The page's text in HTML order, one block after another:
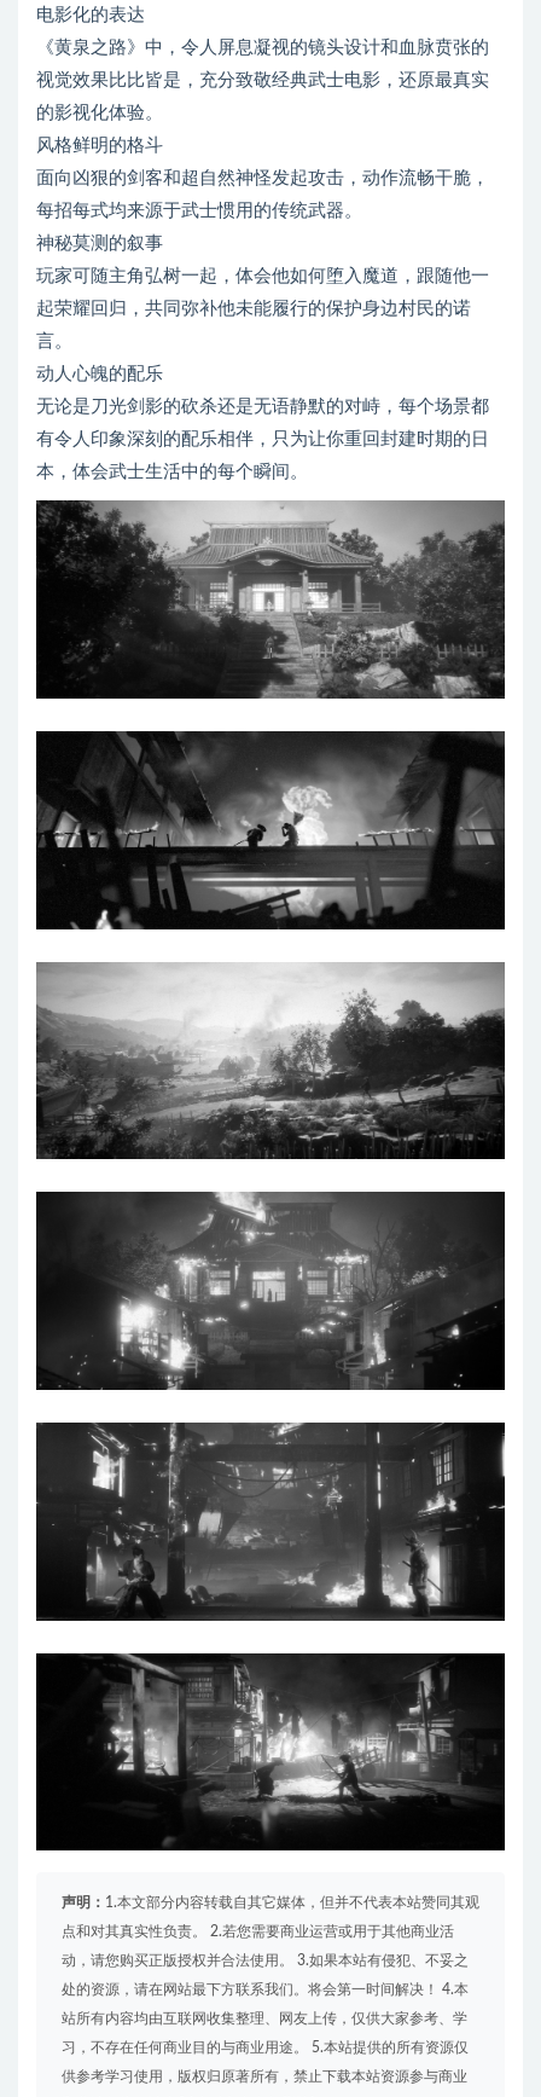
电影化的表达
《黄泉之路》中，令人屏息凝视的镜头设计和血脉贲张的
视觉效果比比皆是，充分致敬经典武士电影，还原最真实
的影视化体验。
风格鲜明的格斗
面向凶狠的剑客和超自然神怪发起攻击，动作流畅干脆，
每招每式均来源于武士惯用的传统武器。
神秘莫测的叙事
玩家可随主角弘树一起，体会他如何堕入魔道，跟随他一
起荣耀回归，共同弥补他未能履行的保护身边村民的诺
言。
动人心魄的配乐
无论是刀光剑影的砍杀还是无语静默的对峙，每个场景都
有令人印象深刻的配乐相伴，只为让你重回封建时期的日
本，体会武士生活中的每个瞬间。
声明： 1.本文部分内容转载自其它媒体，但并不代表本站赞同其观
点和对其真实性负责。 2.若您需要商业运营或用于其他商业活
动，请您购买正版授权并合法使用。 3.如果本站有侵犯、不妥之
处的资源，请在网站最下方联系我们。将会第一时间解决！ 4.本
站所有内容均由互联网收集整理、网友上传，仅供大家参考、学
习，不存在任何商业目的与商业用途。 5.本站提供的所有资源仅
供参考学习使用，版权归原著所有，禁止下载本站资源参与商业